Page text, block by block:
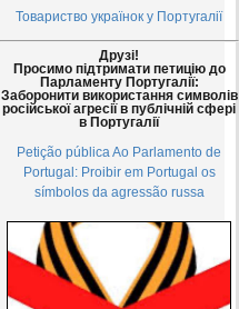
Товариство українок у Португалії
Друзі!
Просимо підтримати петицію до
Парламенту Португалії:
Заборонити використання символів
російської агресії в публічній сфері
в Португалії
Petição pública Ao Parlamento de
Portugal: Proibir em Portugal os
símbolos da agressão russa